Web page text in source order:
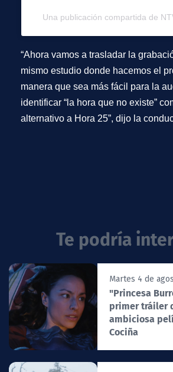
Una publicación compartida de
“Ahora vamos a trasladar la
mismo estudio donde hacemos el
manera que sea más fácil para la
identificar “la hora que no existe”
alternativo a Hora 25”, dijo la
Te podría
Martes 4 de
"Princesa
primer tráiler
ambiciosa
Cociña